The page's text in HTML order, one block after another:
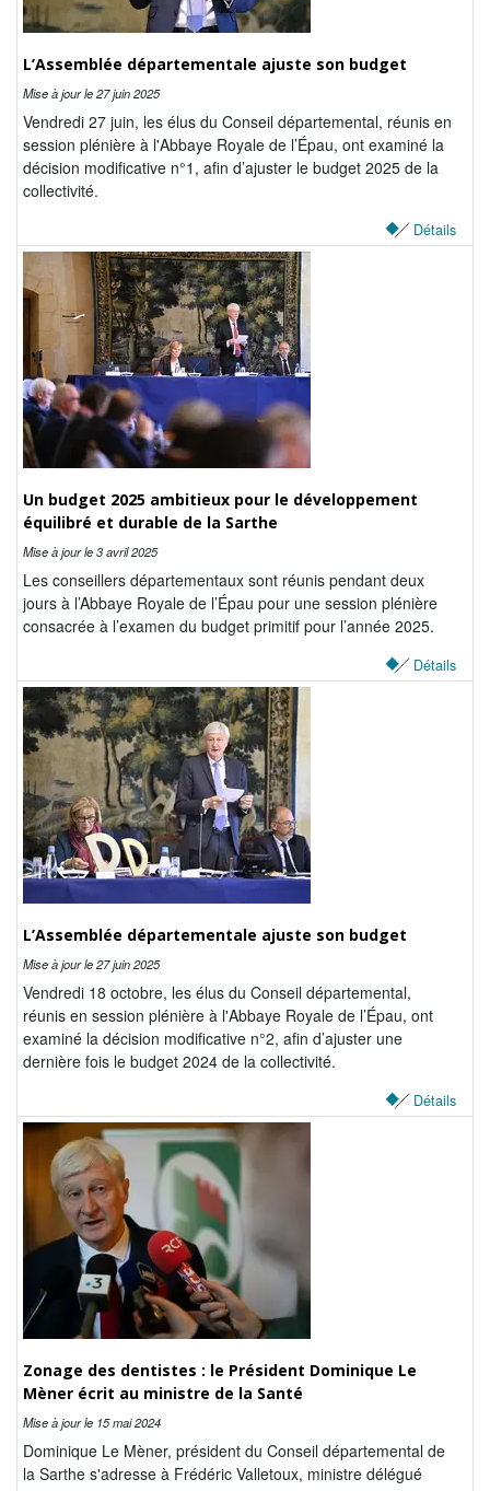
NOS ACTIONS
Solidarité, autonomie et santé
Emploi, insertion et logement
Développement des territoires,
agriculture, développement durable et
Usages et services numériques en
Sarthe
Infrastructures routières, mobilités et
réseaux électriques
Jeunesse, éducation, citoyenneté et
enseignement supérieur
Culture, sport, tourisme et patrimoine
L’Assemblée départementale ajuste son budget
Mise à jour le27 juin 2025
Vendredi 27 juin, les élus du Conseil départemental, réunis en
session plénière à l'Abbaye Royale de l’Épau, ont examiné la
décision modificative n°1, afin d’ajuster le budget 2025 de la
collectivité.
Détails
Un budget 2025 ambitieux pour le développement
équilibré et durable de la Sarthe
Mise à jour le3 avril 2025
Les conseillers départementaux sont réunis pendant deux
jours à l’Abbaye Royale de l’Épau pour une session plénière
consacrée à l’examen du budget primitif pour l’année 2025.
Détails
L’Assemblée départementale ajuste son budget
Mise à jour le27 juin 2025
Vendredi 18 octobre, les élus du Conseil départemental,
réunis en session plénière à l'Abbaye Royale de l’Épau, ont
examiné la décision modificative n°2, afin d’ajuster une
dernière fois le budget 2024 de la collectivité.
Détails
Zonage des dentistes : le Président Dominique Le
Mèner écrit au ministre de la Santé
Mise à jour le 15 mai 2024
Dominique Le Mèner, président du Conseil départemental de
la Sarthe s'adresse à Frédéric Valletoux, ministre délégué